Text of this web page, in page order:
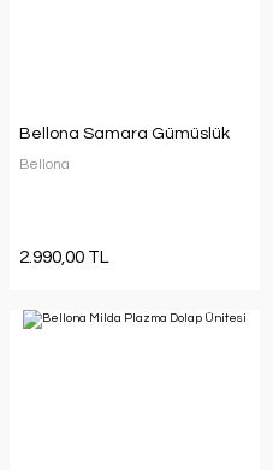
Bellona Samara Gümüslük
Bellona
2.990,00 TL